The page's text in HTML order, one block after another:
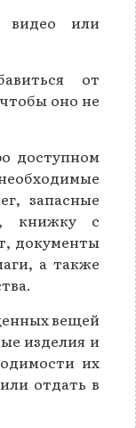
видео или
от
оно не
доступном
запасные
книжку с
документы
а также
вещей
изделия и
их
отдать в